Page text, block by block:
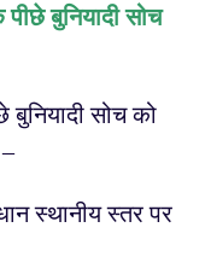
बुनियादी सोच
बुनियादी सोच को
स्थानीय स्तर पर